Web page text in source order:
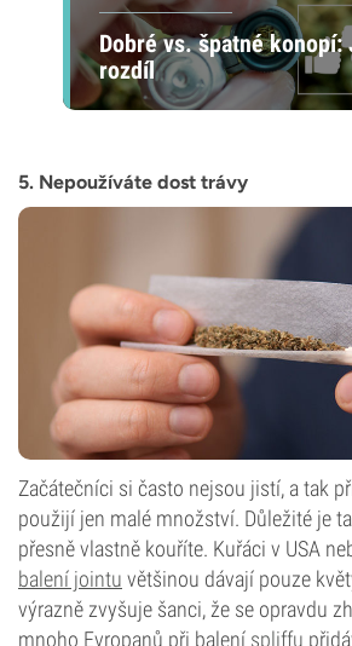
Dobré vs. špatné konopí:
rozdíl
5. Nepoužíváte dost trávy
Začátečníci si často nejsou jistí, a tak
použijí jen malé množství. Důležité je
přesně vlastně kouříte. Kuřáci v USA
balení jointu většinou dávají pouze
výrazně zvyšuje šanci, že se opravdu
mnoho Evropanů při balení spliffu